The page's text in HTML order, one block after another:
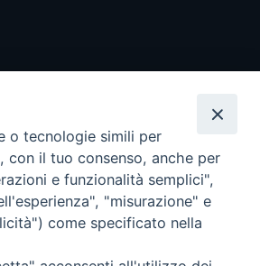
- Tutti i diritti riservati - Vita
o tecnologie simili per
con il tuo consenso, anche per
e funzionalità semplici",
"misurazione" e
come specificato nella